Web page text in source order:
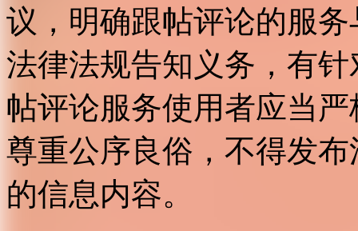
议，明确跟帖评论的服
法律法规告知义务，有
帖评论服务使用者应当
尊重公序良俗，不得发
的信息内容。